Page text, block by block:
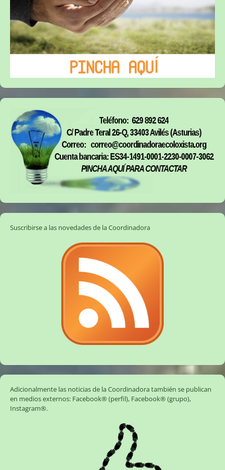
Suscribirse a las novedades de la Coordinadora
Adicionalmente las noticias de la Coordinadora también se publican
en medios externos: Facebook® (perfil), Facebook® (grupo),
Instagram®.